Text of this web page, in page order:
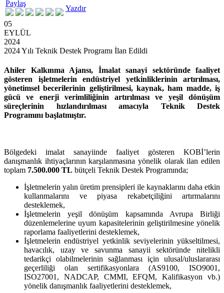
Paylaş
Yazdır
05
EYLÜL
2024
2024 Yılı Teknik Destek Programı İlan Edildi
Ahiler Kalkınma Ajansı, İmalat sanayi sektöründe faaliyet
gösteren işletmelerin endüstriyel yetkinliklerinin artırılması,
yönetimsel becerilerinin geliştirilmesi, kaynak, ham madde, iş
gücü ve enerji verimliliğinin artırılması ve yeşil dönüşüm
süreçlerinin hızlandırılması amacıyla Teknik Destek
Programını başlatmıştır.
Bölgedeki imalat sanayiinde faaliyet gösteren KOBİ’lerin
danışmanlık ihtiyaçlarının karşılanmasına yönelik olarak ilan edilen
toplam 7.500.000 TL bütçeli Teknik Destek Programında;
İşletmelerin yalın üretim prensipleri ile kaynaklarını daha etkin
kullanmalarını ve piyasa rekabetçiliğini artırmalarını
desteklemek,
İşletmelerin yeşil dönüşüm kapsamında Avrupa Birliği
düzenlemelerine uyum kapasitelerinin geliştirilmesine yönelik
raporlama faaliyetlerini desteklemek,
İşletmelerin endüstriyel yetkinlik seviyelerinin yükseltilmesi,
havacılık, uzay ve savunma sanayii sektöründe nitelikli
tedarikçi olabilmelerinin sağlanması için ulusal/uluslararası
geçerliliği olan sertifikasyonlara (AS9100, ISO9001,
ISO27001, NADCAP, CMMI, EFQM, Kalifikasyon vb.)
yönelik danışmanlık faaliyetlerini desteklemek,